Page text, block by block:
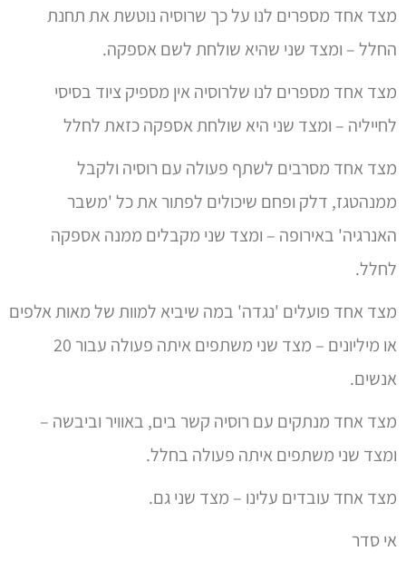
החלל – ומצד שני שהיא שולחת לשם אספקה.
מצד אחד מספרים לנו שלרוסיה אין מספיק ציוד בסיסי
לחייליה – ומצד שני היא שולחת אספקה כזאת לחלל
מצד אחד מסרבים לשתף פעולה עם רוסיה ולקבל
ממנהטגז, דלק ופחם שיכולים לפתור את כל 'משבר
האנרגיה' באירופה – ומצד שני מקבלים ממנה אספקה
לחלל.
מצד אחד פועלים 'נגדה' במה שיביא למוות של מאות אלפים
או מיליונים – מצד שני משתפים איתה פעולה עבור 20
אנשים.
מצד אחד מנתקים עם רוסיה קשר בים, באוויר וביבשה –
ומצד שני משתפים איתה פעולה בחלל.
מצד אחד עובדים עלינו – מצד שני גם.
אי סדר
חולני